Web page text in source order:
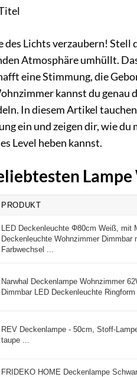
des Lichts verzaubern!
Atmosphäre umhüllt.
eine Stimmung, die
kannst du genau
In diesem Artikel
ein und zeigen dir, wie
Level heben kannst.
PRODUKT
LED Deckenleuchte Φ80cm Weiß, mit
Deckenleuchte Wohnzimmer Dimmbar
Farbwechsel ...
Narwhal Deckenlampe Wohnzimmer
Dimmbar LED Deckenleuchte Ringform
REV Deckenlampe - 50cm, Stoff-
taupe ...
FRIDEKO HOME Deckenlampe